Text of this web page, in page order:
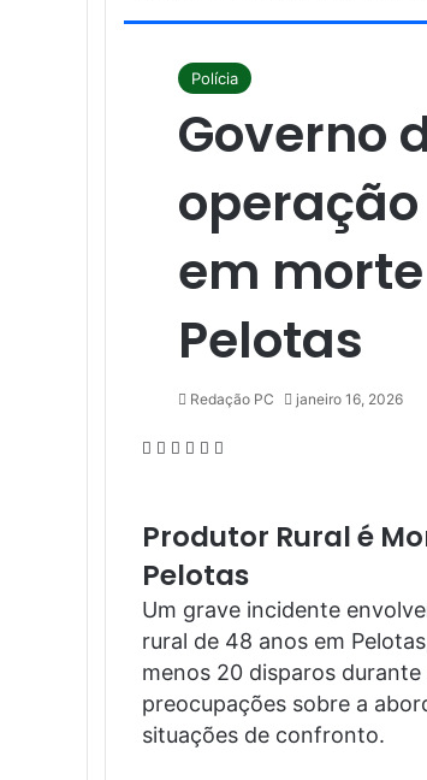
Polícia
Governo
em
Pelotas
Redação PC janeiro 16, 2026
Facebook
X Linkedin
Pinterest
WhatsApp
Produtor Rural é
Pelotas
Um grave incidente
rural de 48 anos em
menos 20 disparos
preocupações sobre a
situações de confronto.